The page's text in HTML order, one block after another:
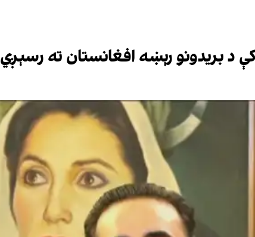
کې د بریدونو رېښه افغانستان ته رسېږي